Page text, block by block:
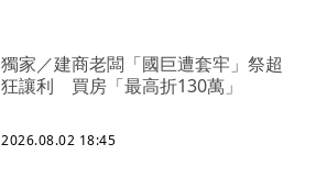
獨家／建商老闆「國巨遭套牢」祭超
狂讓利 買房「最高折130萬」
2026.08.02 18:45